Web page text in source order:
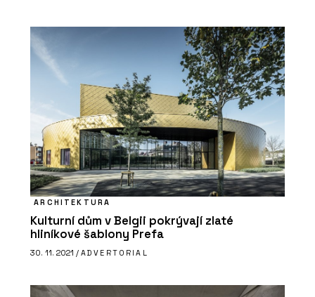
PRODUKTY
Profikalkulátor Rigips
ARCHITEKTURA
Kulturní dům v Belgii pokrývají zlaté
hliníkové šablony Prefa
30. 11. 2021 / ADVERTORIAL